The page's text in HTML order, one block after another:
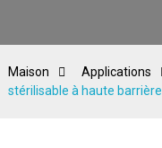
Maison Applications
stérilisable à haute barrière